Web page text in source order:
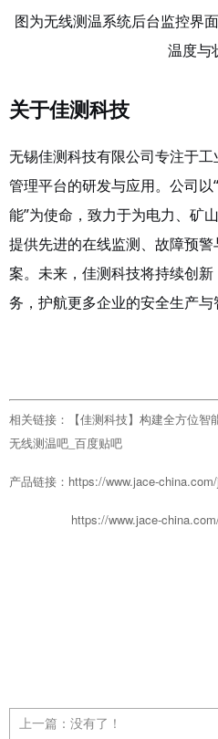
图为无线测温系统后台监控界
温度与
关于佳测科技
无锡佳测科技有限公司专注于
管理平台的研发与应用。公司以
能”为使命，致力于为电力、矿
提供先进的在线监测、故障预
案。未来，佳测科技将持续创
务，护航更多企业的安全生产与
相关链接：
【佳测科技】构建全方位
无线测温吧_百度贴吧
产品链接： https://www.jace-
https://www.jace-
上一篇： 没有了！